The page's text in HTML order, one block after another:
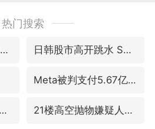
热门搜索
47岁妈妈突然产女 26岁女儿：很震惊 日韩股市高开跳水 SK海力士下挫转跌
Meta被判支付5.67亿美元
行游行反对政府行径 21楼高空抛物嫌疑人被拘留